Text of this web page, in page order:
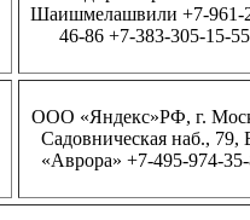
Шаишмелашвили +7-961-
46-86 +7-383-305-15-55
ООО «Яндекс»РФ, г.
Садовническая наб., 79,
«Аврора» +7-495-974-